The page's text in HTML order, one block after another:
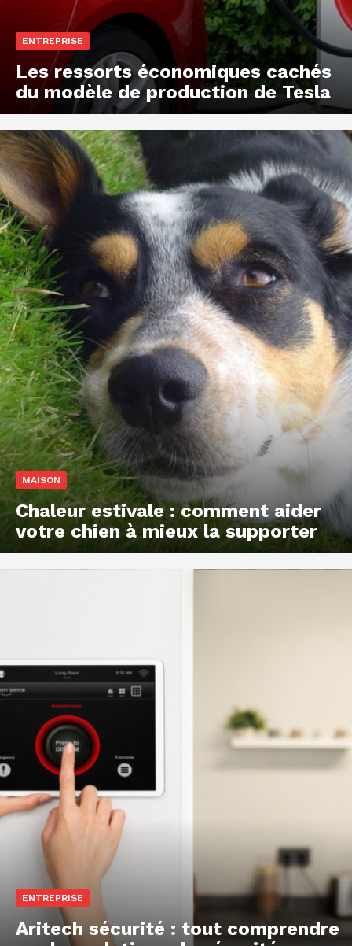
ENTREPRISE
Les ressorts économiques cachés
du modèle de production de Tesla
MAISON
Chaleur estivale : comment aider
votre chien à mieux la supporter
ENTREPRISE
Aritech sécurité : tout comprendre